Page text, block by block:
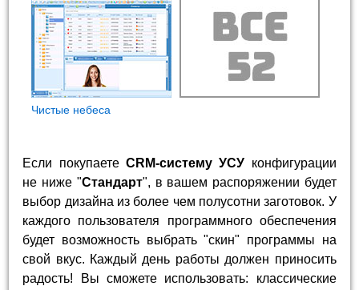
Чистые небеса
Если покупаете CRM-систему УСУ конфигурации
не ниже "Стандарт", в вашем распоряжении будет
выбор дизайна из более чем полусотни заготовок. У
каждого пользователя программного обеспечения
будет возможность выбрать "скин" программы на
свой вкус. Каждый день работы должен приносить
радость! Вы сможете использовать: классические